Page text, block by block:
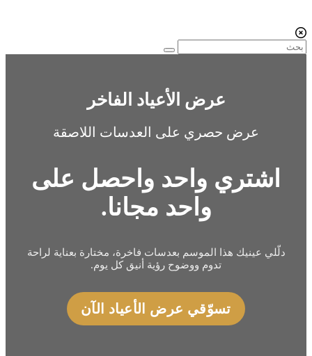
عرض الأعياد الفاخر
عرض حصري على العدسات اللاصقة
اشتري واحد واحصل على
واحد مجانا.
دلّلي عينيك هذا الموسم بعدسات فاخرة، مختارة بعناية لراحة
تدوم ووضوح رؤية أنيق كل يوم.
تسوّقي عرض الأعياد الآن